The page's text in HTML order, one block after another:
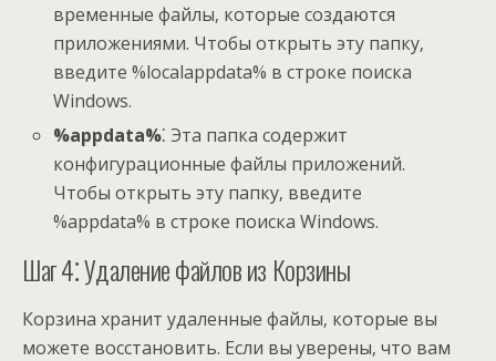
временные файлы‚ которые создаются
приложениями. Чтобы открыть эту папку‚
введите %localappdata% в строке поиска
Windows.
%appdata%⁚ Эта папка содержит
конфигурационные файлы приложений.
Чтобы открыть эту папку‚ введите
%appdata% в строке поиска Windows.
Шаг 4⁚ Удаление файлов из Корзины
Корзина хранит удаленные файлы‚ которые вы
можете восстановить. Если вы уверены‚ что вам